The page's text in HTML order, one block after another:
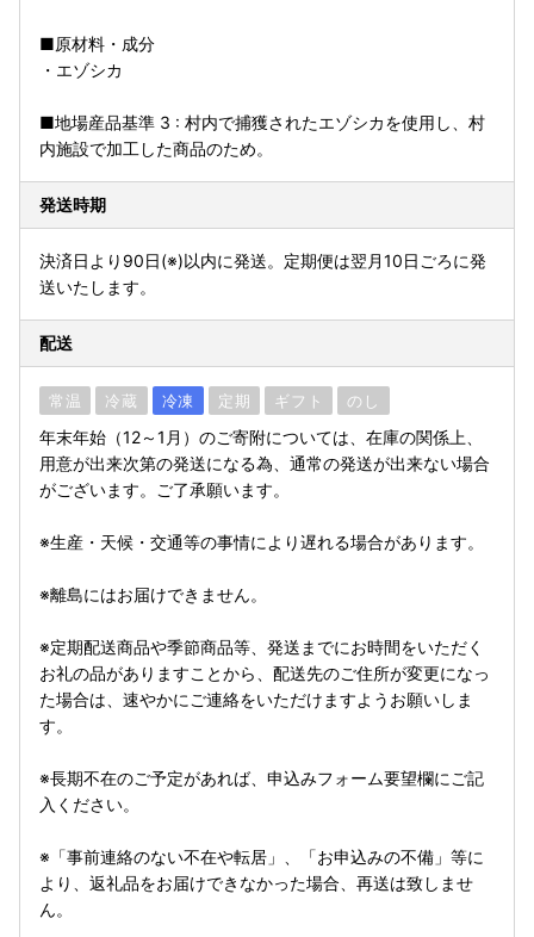
■原材料・成分
・エゾシカ
■地場産品基準 3 : 村内で捕獲されたエゾシカを使用し、村
内施設で加工した商品のため。
発送時期
決済日より90日(※)以内に発送。定期便は翌月10日ごろに発
送いたします。
配送
常温 冷蔵 冷凍 定期 ギフト のし
年末年始（12～1月）のご寄附については、在庫の関係上、
用意が出来次第の発送になる為、通常の発送が出来ない場合
がございます。ご了承願います。
※生産・天候・交通等の事情により遅れる場合があります。
※離島にはお届けできません。
※定期配送商品や季節商品等、発送までにお時間をいただく
お礼の品がありますことから、配送先のご住所が変更になっ
た場合は、速やかにご連絡をいただけますようお願いしま
す。
※長期不在のご予定があれば、申込みフォーム要望欄にご記
入ください。
※「事前連絡のない不在や転居」、「お申込みの不備」等に
より、返礼品をお届けできなかった場合、再送は致しませ
ん。